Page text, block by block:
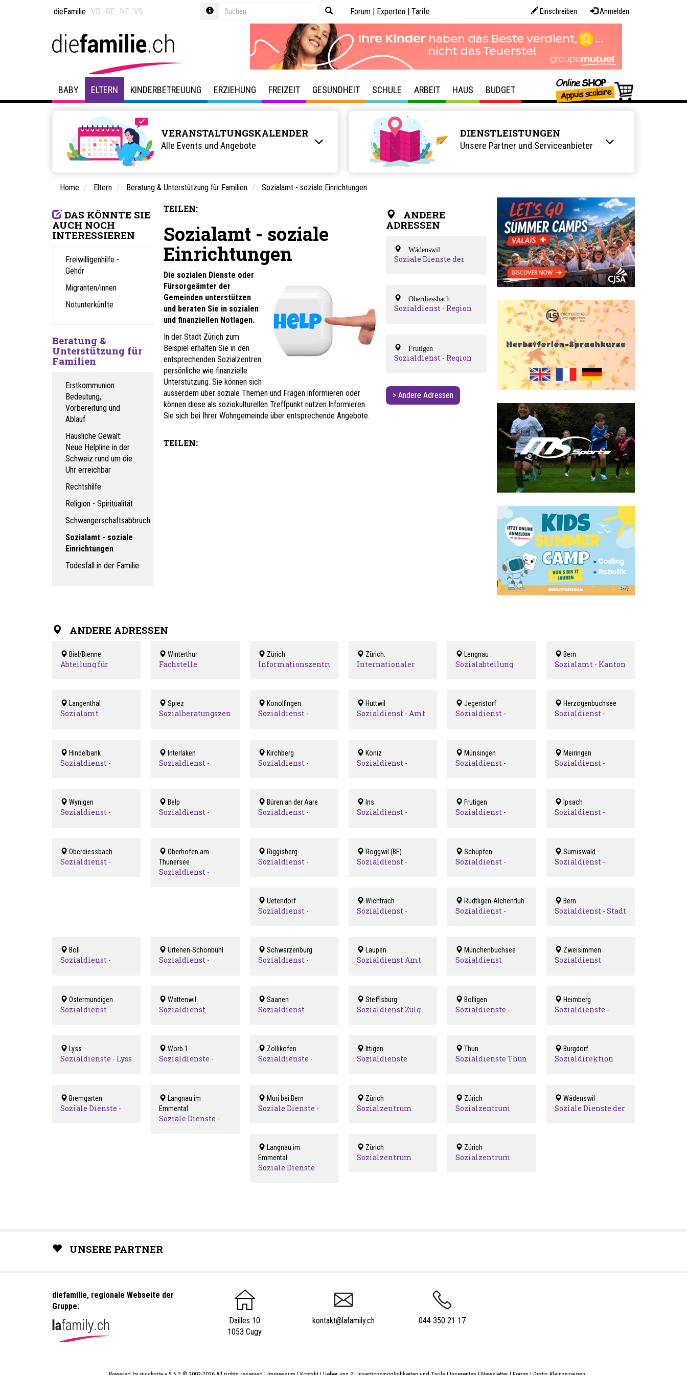
dieFamilie VD GE NE VS Einschreiben Anmelden
Forum | Experten | Tarife
BABY ELTERN KINDERBETREUUNG ERZIEHUNG FREIZEIT GESUNDHEIT SCHULE ARBEIT HAUS BUDGET
VERANSTALTUNGSKALENDER
Alle Events und Angebote
DIENSTLEISTUNGEN
Unsere Partner und Serviceanbieter
Home Eltern Beratung & Unterstützung für Familien Sozialamt - soziale Einrichtungen
DAS KÖNNTE SIE
AUCH NOCH
INTERESSIEREN
Freiwilligenhilfe -
Gehör
Migranten/innen
Notunterkünfte
Beratung &
Unterstützung für
Familien
Erstkommunion:
Bedeutung,
Vorbereitung und
Ablauf
Häusliche Gewalt:
Neue Helpline in der
Schweiz rund um die
Uhr erreichbar
Rechtshilfe
Religion - Spiritualität
Schwangerschaftsabbruch
Sozialamt - soziale
Einrichtungen
Todesfall in der Familie
TEILEN:
Sozialamt - soziale
Einrichtungen
Die sozialen Dienste oder
Fürsorgeämter der
Gemeinden unterstützen
und beraten Sie in sozialen
und finanziellen Notlagen.
In der Stadt Zürich zum
Beispiel erhalten Sie in den
entsprechenden Sozialzentren
persönliche wie finanzielle
Unterstützung. Sie können sich
ausserdem über soziale Themen und Fragen informieren oder
können diese als soziokulturellen Treffpunkt nutzen. Informieren
Sie sich bei Ihrer Wohngemeinde über entsprechende Angebote.
TEILEN:
ANDERE
ADRESSEN
Wädenswil
Soziale Dienste der
Oberdiessbach
Sozialdienst - Region
Frutigen
Sozialdienst - Region
> Andere Adressen
ANDERE ADRESSEN
Biel/Bienne
Abteilung für
Winterthur
Fachstelle
Zürich
Informationszentrum
Zürich.
Internationaler
Lengnau
Sozialabteilung
Bern
Sozialamt - Kanton
Langenthal
Sozialamt
Spiez
Sozialberatungszentrum
Konolfingen
Sozialdienst -
Huttwil
Sozialdienst - Amt
Jegenstorf
Sozialdienst -
Herzogenbuchsee
Sozialdienst -
Hindelbank
Sozialdienst -
Interlaken
Sozialdienst -
Kirchberg
Sozialdienst -
Köniz
Sozialdienst -
Münsingen
Sozialdienst -
Meiringen
Sozialdienst -
Wynigen
Sozialdienst -
Belp
Sozialdienst -
Büren an der Aare
Sozialdienst -
Ins
Sozialdienst -
Frutigen
Sozialdienst -
Ipsach
Sozialdienst -
Oberdiessbach
Sozialdienst -
Oberhofen am
Thunersee
Sozialdienst -
Riggisberg
Sozialdienst -
Roggwil (BE)
Sozialdienst -
Schüpfen
Sozialdienst -
Sumiswald
Sozialdienst -
Uetendorf
Sozialdienst -
Wichtrach
Sozialdienst -
Rüdtligen-Alchenflüh
Sozialdienst -
Bern
Sozialdienst - Stadt
Boll
Sozialdienst -
Urtenen-Schönbühl
Sozialdienst -
Schwarzenburg
Sozialdienst -
Laupen
Sozialdienst Amt
Münchenbuchsee
Sozialdienst
Zweisimmen
Sozialdienst
Ostermundigen
Sozialdienst
Wattenwil
Sozialdienst
Saanen
Sozialdienst
Steffisburg
Sozialdienst Zulg
Bolligen
Sozialdienste -
Heimberg
Sozialdienste -
Lyss
Sozialdienste - Lyss
Worb 1
Sozialdienste -
Zollikofen
Sozialdienste -
Ittigen
Sozialdienste
Thun
Sozialdienste Thun
Burgdorf
Sozialdirektion
Bremgarten
Soziale Dienste -
Langnau im
Emmental
Soziale Dienste -
Muri bei Bern
Soziale Dienste -
Zürich
Sozialzentrum
Zürich
Sozialzentrum
Wädenswil
Soziale Dienste der
Langnau im
Emmental
Soziale Dienste
Zürich
Sozialzentrum
Zürich
Sozialzentrum
UNSERE PARTNER
diefamilie, regionale Webseite der
Gruppe:
Dailles 10
1053 Cugy
kontakt@lafamily.ch 044 350 21 17